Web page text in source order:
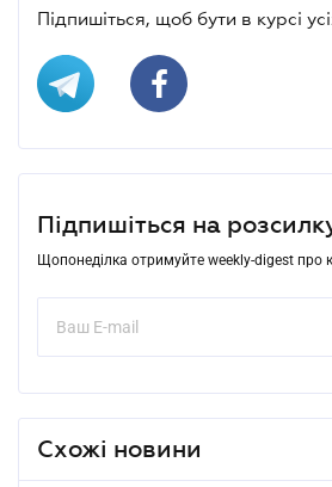
Підпишіться, щоб бути в курсі
Підпишіться на
Щопонеділка отримуйте weekly-digest про
Схожі новини